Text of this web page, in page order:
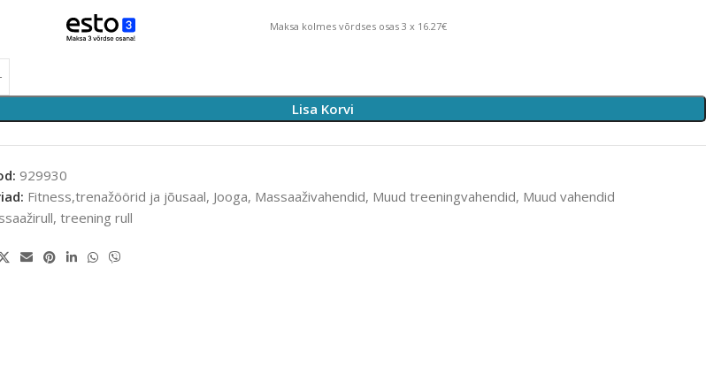
Maksa kolmes võrdses osas 3 x 16.27€
Lisa Korvi
929930
Fitness,trenažöörid ja jõusaal, Jooga, Massaaživahendid, Muud treeningvahendid, Muud vahendid
, treening rull